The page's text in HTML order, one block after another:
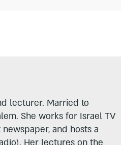
lecturer. Married to
She works for Israel TV
and hosts a